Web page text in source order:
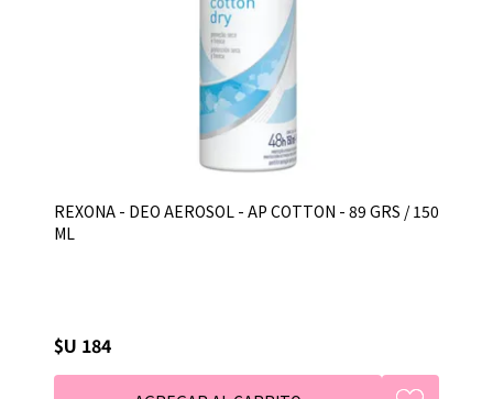
REXONA - DEO AEROSOL - AP COTTON - 89 GRS / 150
ML
$U 184